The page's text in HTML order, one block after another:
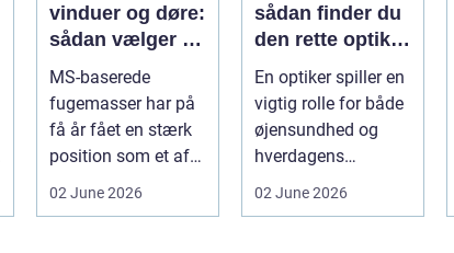
vinduer og døre:
sådan vælger og
bruger du dem
rigtigt
MS-baserede
fugemasser har på
få år fået en stærk
position som et af
02 June 2026
sådan finder du
den rette optiker
i byen
En optiker spiller en
vigtig rolle for både
øjensundhed og
hverdagens
02 June 2026